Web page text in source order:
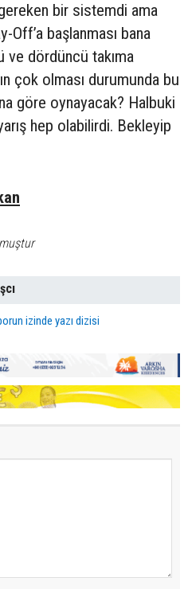
bir sistemdi ama
Off’a başlanması bana
ve dördüncü takıma
çok olması durumunda bu
göre oynayacak? Halbuki
hep olabilirdi. Bekleyip
izinde yazı dizisi